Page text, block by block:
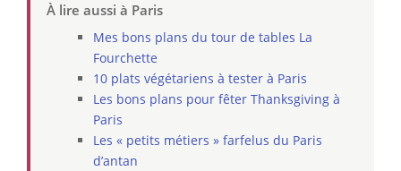
À lire aussi à Paris
Mes bons plans du tour de tables La
Fourchette
10 plats végétariens à tester à Paris
Les bons plans pour fêter Thanksgiving à
Paris
Les « petits métiers » farfelus du Paris
d’antan